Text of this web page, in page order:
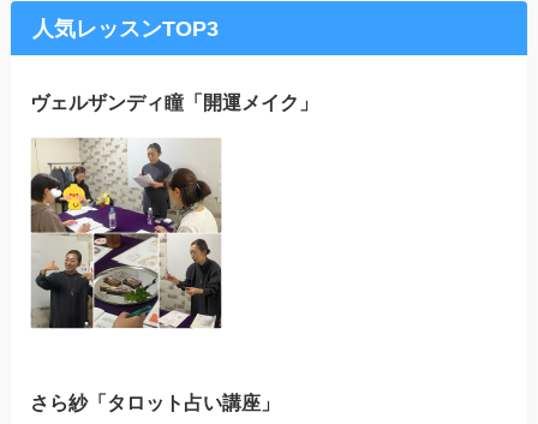
人気レッスンTOP3
ヴェルザンディ瞳「開運メイク」
さら紗「タロット占い講座」